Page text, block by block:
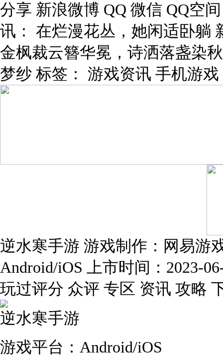
分享 新浪微博 QQ 微信 QQ空
讯： 在烂漫花丛，她闲适卧躺
金枫裁云簪华冕，诗洒落盏染
梦纱 标签： 游戏资讯 手机游
逆水寒手游 游戏制作：网易游
Android/iOS 上市时间：2023-
玩过评分 众评 专区 资讯 攻略
逆水寒手游
游戏平台：Android/iOS